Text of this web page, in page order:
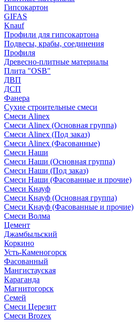
Гипсокартон
GIFAS
Knauf
Профили для гипсокартона
Подвесы, крабы, соединения
Профиля
Древесно-плитные материалы
Плита "OSB"
ДВП
ДСП
Фанера
Сухие строительные смеси
Смеси Alinex
Смеси Alinex (Основная группа)
Смеси Alinex (Под заказ)
Смеси Alinex (Фасованные)
Смеси Наши
Смеси Наши (Основная группа)
Смеси Наши (Под заказ)
Смеси Наши (Фасованные и прочие)
Смеси Кнауф
Смеси Кнауф (Основная группа)
Смеси Кнауф (Фасованные и прочие)
Смеси Волма
Цемент
Джамбыльский
Коркино
Усть-Каменогорск
Фасованный
Мангистауская
Караганда
Магнитогорск
Семей
Смеси Церезит
Смеси Brozex